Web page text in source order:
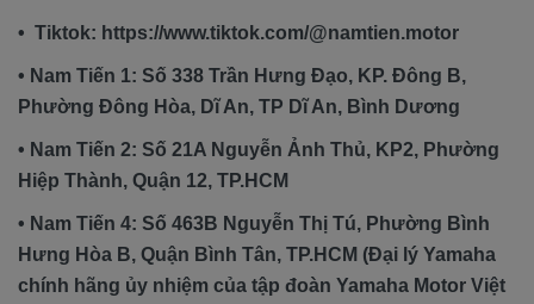
• Tiktok: https://www.tiktok.com/@namtien.motor
• Nam Tiến 1: Số 338 Trần Hưng Đạo, KP. Đông B,
Phường Đông Hòa, Dĩ An, TP Dĩ An, Bình Dương
• Nam Tiến 2: Số 21A Nguyễn Ảnh Thủ, KP2, Phường
Hiệp Thành, Quận 12, TP.HCM
• Nam Tiến 4: Số 463B Nguyễn Thị Tú, Phường Bình
Hưng Hòa B, Quận Bình Tân, TP.HCM (Đại lý Yamaha
chính hãng ủy nhiệm của tập đoàn Yamaha Motor Việt